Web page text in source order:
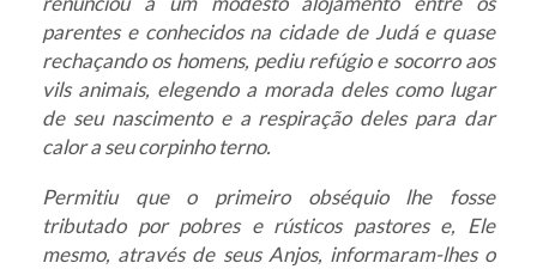
parentes e conhecidos na cidade de Judá e quase
rechaçando os homens, pediu refúgio e socorro aos
vils animais, elegendo a morada deles como lugar
de seu nascimento e a respiração deles para dar
calor a seu corpinho terno.
Permitiu que o primeiro obséquio lhe fosse
tributado por pobres e rústicos pastores e, Ele
mesmo, através de seus Anjos, informaram-lhes o